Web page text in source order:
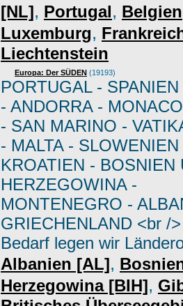
[NL], Portugal, Belgien
Luxemburg,
Liechtenstein
Europa: Der SÜDEN (19193)
PORTUGAL -
- ANDORRA -
- SAN MARINO -
- MALTA - SLOWENIEN
KROATIEN - BOSNIEN
HERZEGOWINA -
MONTENEGRO -
GRIECHENLAND <br /
Bedarf legen wir
Albanien [AL],
Herzegowina [BIH],